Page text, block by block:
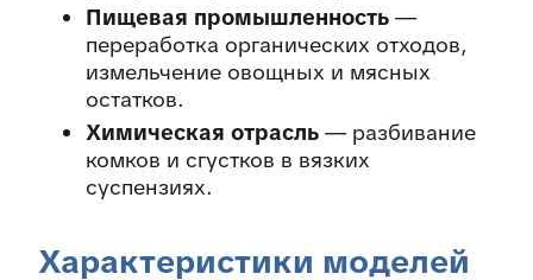
Пищевая промышленность —
переработка органических отходов,
измельчение овощных и мясных
остатков.
Химическая отрасль — разбивание
комков и сгустков в вязких
суспензиях.
Характеристики моделей